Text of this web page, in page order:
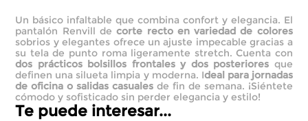
Un básico infaltable que combina confort y elegancia. El
pantalón Renvill decorte recto en variedad de colores
sobrios y elegantes ofrece un ajuste impecable gracias a
su tela de punto roma ligeramente stretch. Cuenta con
dos prácticos bolsillos frontales y dos posteriores que
definen una silueta limpia y moderna. Ideal para jornadas
de oficina o salidas casuales de fin de semana. ¡Siéntete
cómodo y sofisticado sin perder elegancia y estilo!
Te puede interesar...